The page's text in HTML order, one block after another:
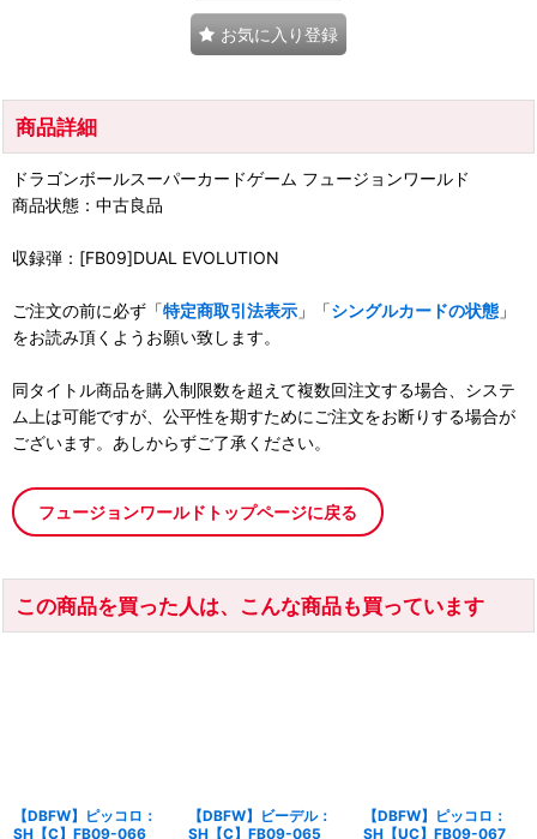
お気に入り登録
商品詳細
ドラゴンボールスーパーカードゲーム フュージョンワールド
商品状態：中古良品
収録弾：[FB09]DUAL EVOLUTION
ご注文の前に必ず「特定商取引法表示 」「シングルカードの状態 」
をお読み頂くようお願い致します。
同タイトル商品を購入制限数を超えて複数回注文する場合、システ
ム上は可能ですが、公平性を期すためにご注文をお断りする場合が
ございます。あしからずご了承ください。
フュージョンワールドトップページに戻る
この商品を買った人は、こんな商品も買っています
【DBFW】ピッコロ：
SH【C】FB09-066
【DBFW】ビーデル：
SH【C】FB09-065
【DBFW】ピッコロ：
SH【UC】FB09-067